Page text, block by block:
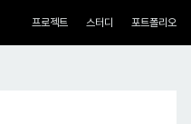
네비게이션
프로젝트 스터디 포트폴리오